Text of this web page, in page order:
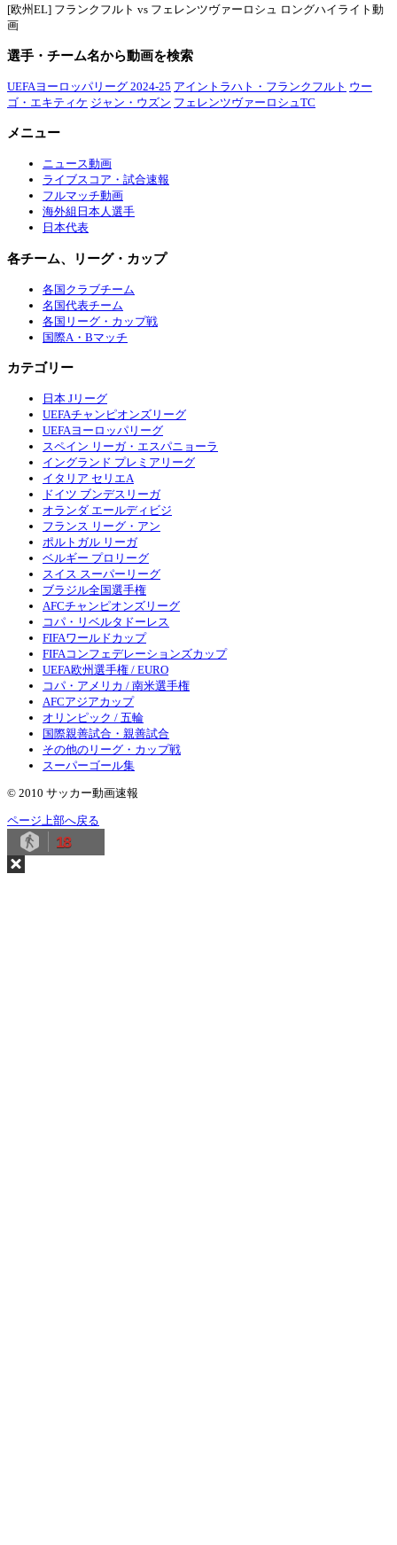
[欧州EL] フランクフルト vs フェレンツヴァーロシュ ロングハイライト動
画
選手・チーム名から動画を検索
UEFAヨーロッパリーグ 2024-25 アイントラハト・フランクフルト ウー
ゴ・エキティケ ジャン・ウズン フェレンツヴァーロシュTC
メニュー
ニュース動画
ライブスコア・試合速報
フルマッチ動画
海外組日本人選手
日本代表
各チーム、リーグ・カップ
各国クラブチーム
名国代表チーム
各国リーグ・カップ戦
国際A・Bマッチ
カテゴリー
日本 Jリーグ
UEFAチャンピオンズリーグ
UEFAヨーロッパリーグ
スペイン リーガ・エスパニョーラ
イングランド プレミアリーグ
イタリア セリエA
ドイツ ブンデスリーガ
オランダ エールディビジ
フランス リーグ・アン
ポルトガル リーガ
ベルギー プロリーグ
スイス スーパーリーグ
ブラジル全国選手権
AFCチャンピオンズリーグ
コパ・リベルタドーレス
FIFAワールドカップ
FIFAコンフェデレーションズカップ
UEFA欧州選手権 / EURO
コパ・アメリカ / 南米選手権
AFCアジアカップ
オリンピック / 五輪
国際親善試合・親善試合
その他のリーグ・カップ戦
スーパーゴール集
© 2010 サッカー動画速報
ページ上部へ戻る
18